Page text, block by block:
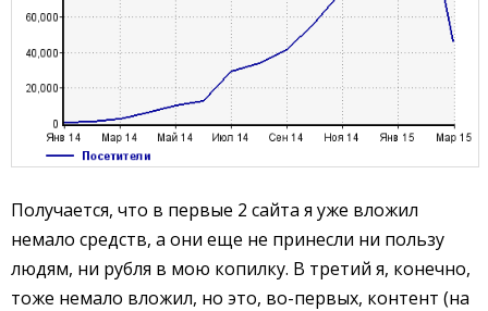
Получается, что в первые 2 сайта я уже вложил
немало средств, а они еще не принесли ни пользу
людям, ни рубля в мою копилку. В третий я, конечно,
тоже немало вложил, но это, во-первых, контент (на